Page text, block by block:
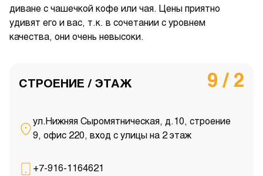
диване с чашечкой кофе или чая. Цены приятно
удивят его и вас, т.к. в сочетании с уровнем
качества, они очень невысоки.
СТРОЕНИЕ / ЭТАЖ 9 / 2
ул.Нижняя Сыромятническая, д.10, строение
9, офис 220, вход с улицы на 2 этаж
+7-916-1164621